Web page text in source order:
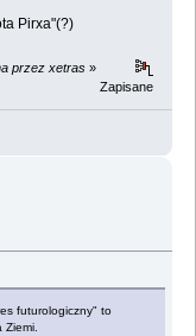
Pirxa"(?)
przez xetras »
Zapisane
futurologiczny" to
Ziemi.